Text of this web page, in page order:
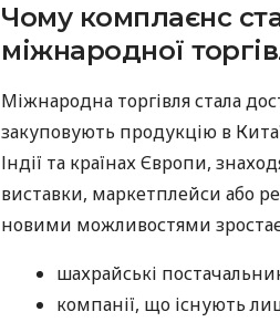
Чому комплаєнс
міжнародної
Міжнародна торгівля стала
закуповують продукцію в
Індії та країнах Європи,
виставки, маркетплейси або
новими можливостями зростає
шахрайські
компанії, що існують